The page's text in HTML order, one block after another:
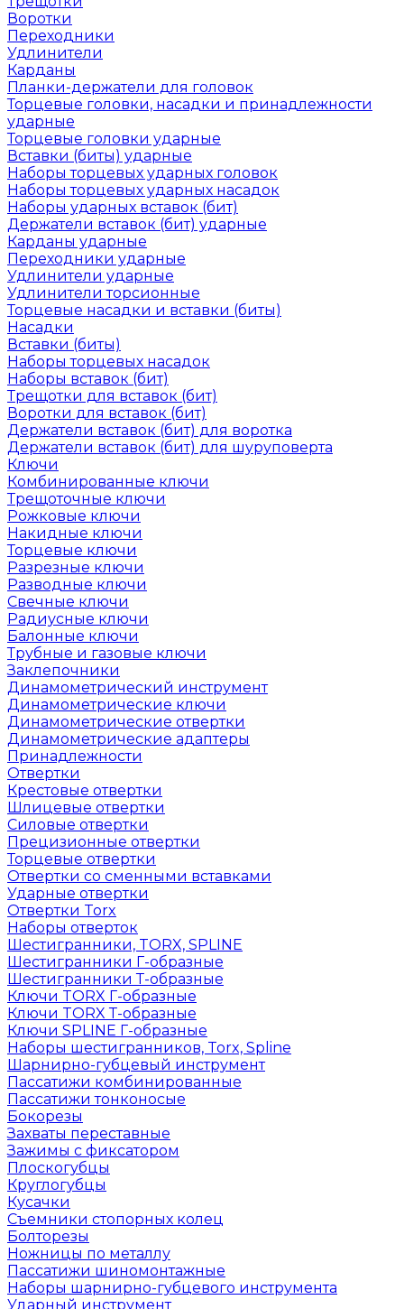
Воротки
Переходники
Удлинители
Карданы
Планки-держатели для головок
Торцевые головки, насадки и принадлежности
ударные
Торцевые головки ударные
Вставки (биты) ударные
Наборы торцевых ударных головок
Наборы торцевых ударных насадок
Наборы ударных вставок (бит)
Держатели вставок (бит) ударные
Карданы ударные
Переходники ударные
Удлинители ударные
Удлинители торсионные
Торцевые насадки и вставки (биты)
Насадки
Вставки (биты)
Наборы торцевых насадок
Наборы вставок (бит)
Трещотки для вставок (бит)
Воротки для вставок (бит)
Держатели вставок (бит) для воротка
Держатели вставок (бит) для шуруповерта
Ключи
Комбинированные ключи
Трещоточные ключи
Рожковые ключи
Накидные ключи
Торцевые ключи
Разрезные ключи
Разводные ключи
Свечные ключи
Радиусные ключи
Балонные ключи
Трубные и газовые ключи
Заклепочники
Динамометрический инструмент
Динамометрические ключи
Динамометрические отвертки
Динамометрические адаптеры
Принадлежности
Отвертки
Крестовые отвертки
Шлицевые отвертки
Силовые отвертки
Прецизионные отвертки
Торцевые отвертки
Отвертки со сменными вставками
Ударные отвертки
Отвертки Torx
Наборы отверток
Шестигранники, TORX, SPLINE
Шестигранники Г-образные
Шестигранники Т-образные
Ключи TORX Г-образные
Ключи TORX Т-образные
Ключи SPLINE Г-образные
Наборы шестигранников, Torx, Spline
Шарнирно-губцевый инструмент
Пассатижи комбинированные
Пассатижи тонконосые
Бокорезы
Захваты переставные
Зажимы с фиксатором
Плоскогубцы
Круглогубцы
Кусачки
Съемники стопорных колец
Болторезы
Ножницы по металлу
Пассатижи шиномонтажные
Наборы шарнирно-губцевого инструмента
Ударный инструмент